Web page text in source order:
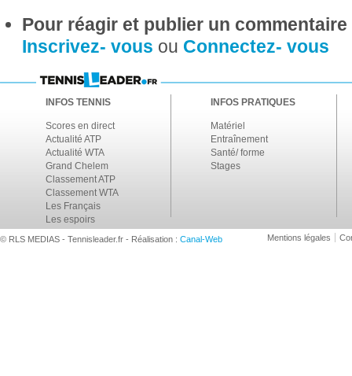
Pour réagir et publier un
Inscrivez- vous ou Connectez- vous
INFOS TENNIS
Scores en direct
Actualité ATP
Actualité WTA
Grand Chelem
Classement ATP
Classement WTA
Les Français
Les espoirs
INFOS PRATIQUES
Matériel
Entraînement
Santé/ forme
Stages
© RLS MEDIAS - Tennisleader.fr - Réalisation : Canal-Web Mentions légales